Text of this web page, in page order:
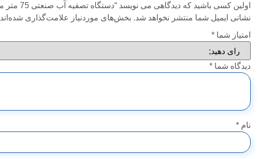
اولین کسی باشید که دیدگاهی می نویسد “دستگاه تصفیه آب صنعتی 75 متر مکعب”
نشانی ایمیل شما منتشر نخواهد شد. بخش‌های موردنیاز علامت‌گذاری شده‌اند
امتیاز شما *
دیدگاه شما *
نام *